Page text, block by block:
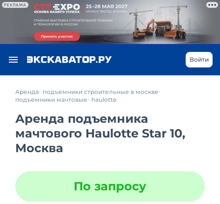
РЕКЛАМА
Войти
Аренда
подъемники строительные в москве
подъемники мачтовые
haulotte
Аренда подъемника
мачтового Haulotte Star 10,
Москва
По запросу